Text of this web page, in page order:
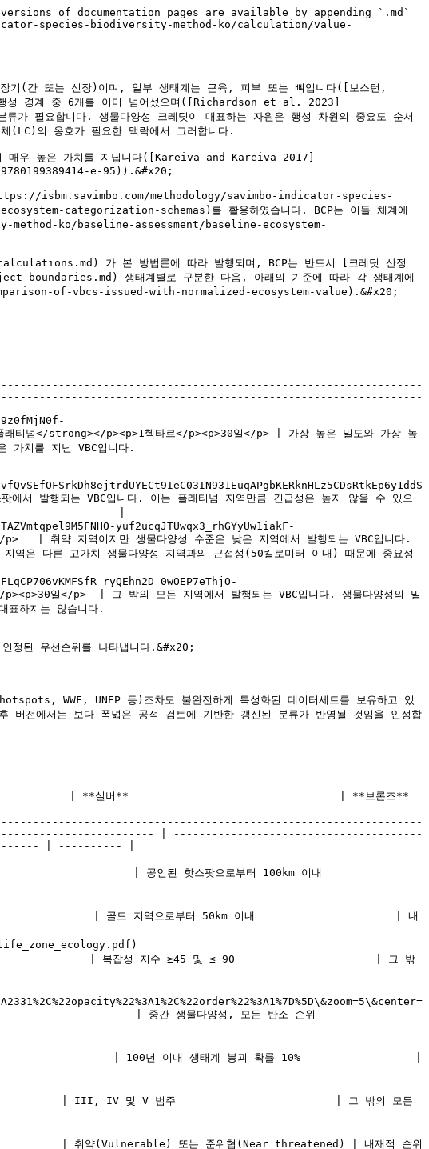
| -------------------------------------------------------------- | --------------------------------------- | -------------------------------------- | ---------- |
| [생물다양성 핫스팟](https://www.cepf.net/our-work/biodiversity-hotspots/hotspots-defined)                                                                                                                                                                                                                | 생물다양성 핫스팟 내부                                                   | 공인된 핫스팟으로부터 50km 이내                     | 공인된 핫스팟으로부터 100km 이내                   | 그 밖의 모든 위치 |
| [CBD 국가 목표](https://www.cbd.int/nbsap/targets/)                                                                                                                                                                                                                                                  | 산림전용 지역 2020 - 2030                                            | 산림전용 지역 2030 - 2050                     | 골드 지역으로부터 50km 이내                      | 내재적 순위 없음  |
| [홀드리지 생명대](https://reddcr.go.cr/sites/default/files/centro-de-documentacion/holdridge_1966_-_life_zone_ecology.pdf)                                                                                                                                                                              | 복잡성 지수 ≥270                                                    | 복잡성 지수 ≥90 및 ≤ 270                      | 복잡성 지수 ≥45 및 ≤ 90                      | 그 밖의 모든 값  |
| [회복 불가능한 탄소 및 대체 불가능한 생물다양성](https://irrecoverable.resilienceatlas.org/map?tab=layers\&layers=%5B%7B%22id%22%3A2162%2C%22opacity%22%3A1%2C%22order%22%3Anull%7D%2C%7B%22id%22%3A2331%2C%22opacity%22%3A1%2C%22order%22%3A1%7D%5D\&zoom=5\&center=lat%3D2.767477951092084%26lng%3D650.9619140625) | 높은 생물다양성, 모든 탄소 순위                                             | 중간 생물다양성, 모든 탄소 순위                      | 낮은 생물다양성 - 높은 탄소                       | 그 밖의 모든 순위 |
| [IUCN 전 지구 생태계 유형화](https://iucnrle.org/global-eco-typo)                                                                                                                                                                                                                                         | 50년 이내 붕괴 확률 50%                                               | 50년 이내 생태계 붕괴 확률 20%                    | 100년 이내 생태계 붕괴 확률 10%                  | 그 밖의 모든 확률 |
| [IUCN 보호지역](https://iucn.org/our-work/protected-areas-and-land-use)                                                                                                                                                                                                                              | Ia, Ib 범주                                                      | II 범주                                   | III, IV 및 V 범주                         | 그 밖의 모든 범주 |
| [IUCN 생태계 적색목록](https://assessments.iucnrle.org/)                                                                                                                                                                                                                                                | 위급                                                             | 위기                                      | 취약(Vulnerable) 또는 준위협(Near threatened) | 내재적 순위 없음  |
| [IUCN 적색목록(위협종) - 국가 수준](https://isbm.savimbo.com/methodology/savimbo-indicator-species-biodiversity-method-ko/calculation/www.minambiente.gov.co/wp-content/uploads/2021/10/resolucion-1912-de-2017.pdf)                                                                                        | 프로젝트 지역에 자연적으로 1종 이상이 출현하며, 야생절멸(복원 도입) 또는 위급(심각한 멸종위기) 상태인 경우 | 프로젝트 지역에 자연적으로 1종 이상이 출현하며, 멸종위기 상태인 경우 | 프로젝트 지역에 자연적으로 1종 이상이 출현하며, 취약 상태인 경우  | 내재적 순위 없음  |
| [람사르 습지 분류](https://rsis.ramsar.org/)                                                                                                                                                                                                                                                            | 람사르 제I범주                                                       | 람사르 제II범주                               | 람사르 제III범주                             | 내재적 순위 없음  |
| [세계 육상 생태지역](https://www.worldwildlife.org/publications/terrestrial-ecoregions-of-the-world)